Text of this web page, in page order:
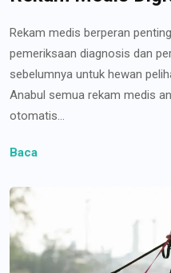
Rekam medis berperan
pemeriksaan diagnosis dan
sebelumnya untuk hewan
Anabul semua rekam medis
otomatis...
Baca